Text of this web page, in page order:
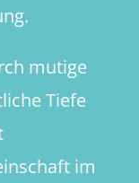
mutige
Tiefe
im